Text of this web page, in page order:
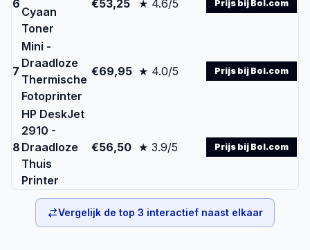
6
Cyaan
Toner
€53,25 ★ 4.6/5 Prijs bij Bol.com
7
Mini -
Draadloze
Thermische
Fotoprinter
€69,95 ★ 4.0/5 Prijs bij Bol.com
8
HP DeskJet
2910 -
Draadloze
Thuis
Printer
€56,50 ★ 3.9/5 Prijs bij Bol.com
Vergelijk de top 3 interactief naast elkaar